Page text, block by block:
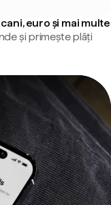
euro și mai multe
și primește plăți